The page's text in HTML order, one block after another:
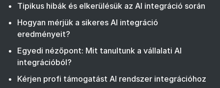
Tipikus hibák és elkerülésük az AI integráció során
Hogyan mérjük a sikeres AI integráció
eredményeit?
Egyedi nézőpont: Mit tanultunk a vállalati AI
integrációból?
Kérjen profi támogatást AI rendszer integrációhoz